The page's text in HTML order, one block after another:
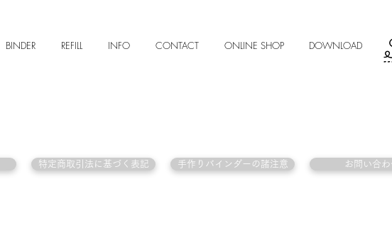
BINDER REFILL INFO CONTACT ONLINE SHOP DOWNLOAD
特定商取引法に基づく表記 手作りバインダーの諸注意 お問い合わ